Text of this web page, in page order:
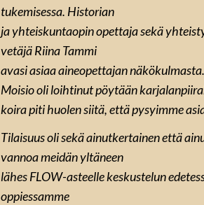
tukemisessa. Historian
ja yhteiskuntaopin opettaja sekä
vetäjä Riina Tammi
avasi asiaa aineopettajan
Moisio oli loihtinut pöytään
koira piti huolen siitä, että pysyimme
Tilaisuus oli sekä ainutkertainen että
vannoa meidän yltäneen
lähes FLOW-asteelle keskustelun
oppiessamme